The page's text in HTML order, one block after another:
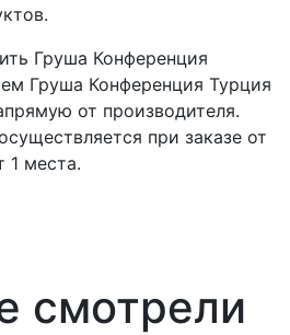
Груша Конференция
Груша Конференция Турция
от производителя.
при заказе от
1 места.
смотрели